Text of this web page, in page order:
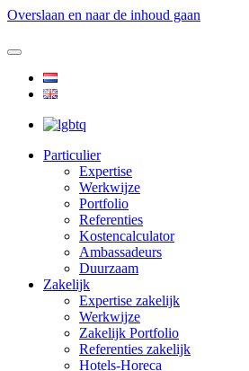
Overslaan en naar de inhoud gaan
Particulier
Expertise
Werkwijze
Portfolio
Referenties
Kostencalculator
Ambassadeurs
Duurzaam
Zakelijk
Expertise zakelijk
Werkwijze
Zakelijk Portfolio
Referenties zakelijk
Hotels-Horeca